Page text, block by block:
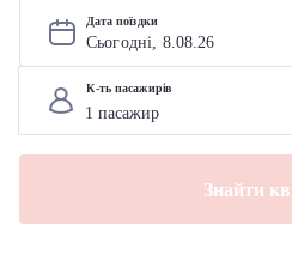
Дата поїздки
Сьогодні, 8.08.26
К-ть пасажирів
Знайти